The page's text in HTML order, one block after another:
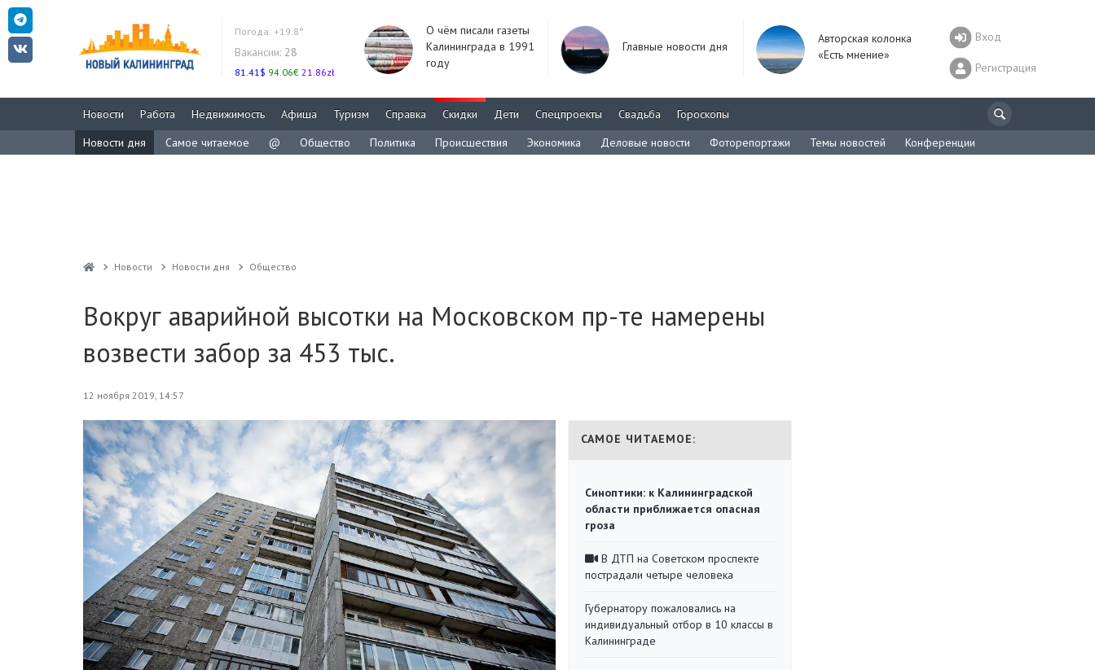
Погода: +19.8°
Вакансии: 28
81.41$ 94.06€ 21.86zł
О чём писали газеты
Калининграда в 1991
году
Главные новости дня
Авторская колонка
«Есть мнение»
Вход
Регистрация
Новости Работа Недвижимость Афиша Туризм Справка Скидки Дети Спецпроекты Свадьба
Гороскопы
Новости дня
Самое читаемое @ Общество Политика Происшествия Экономика Деловые новости Фоторепортажи Темы новостей Конференции
Новости Новости дня Общество
Вокруг аварийной высотки на Московском пр-те намерены
возвести забор за 453 тыс.
12 ноября 2019, 14:57
САМОЕ ЧИТАЕМОЕ:
Синоптики: к Калининградской
области приближается опасная
гроза
В ДТП на Советском проспекте
пострадали четыре человека
Губернатору пожаловались на
индивидуальный отбор в 10 классы в
Калининграде